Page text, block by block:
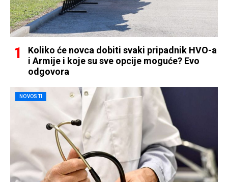
Koliko će novca dobiti svaki pripadnik HVO-a
i Armije i koje su sve opcije moguće? Evo
odgovora
NOVOSTI